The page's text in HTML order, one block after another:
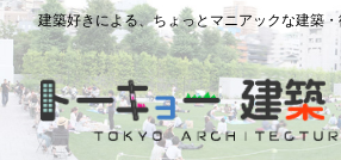
建築好きによる、ちょっとマニアックな建築